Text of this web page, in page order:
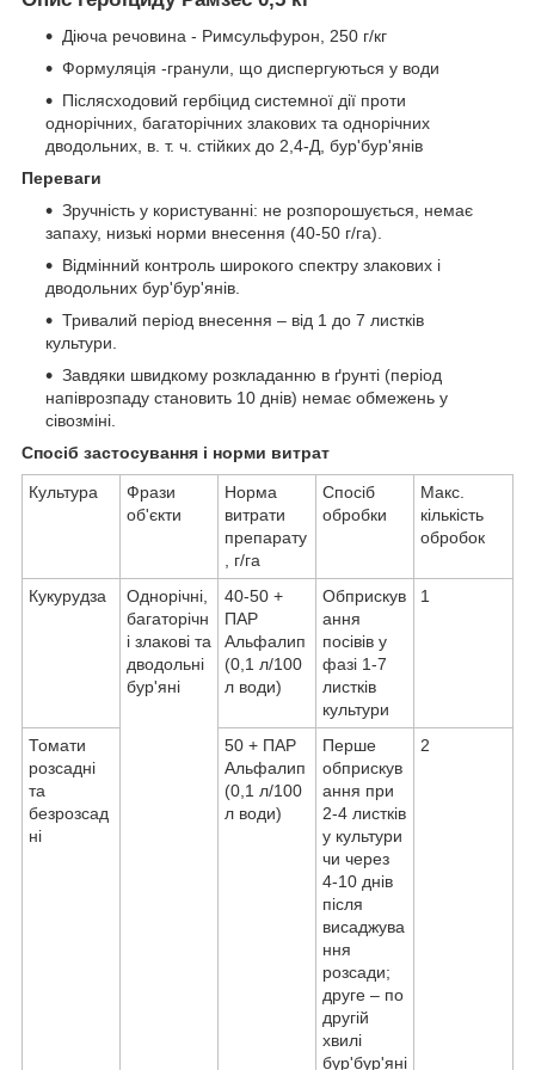
Діюча речовина - Римсульфурон, 250 г/кг
Формуляція -гранули, що диспергуються у води
Післясходовий гербіцид системної дії проти
однорічних, багаторічних злакових та однорічних
дводольних, в. т. ч. стійких до 2,4-Д, бур'бур'янів
Переваги
Зручність у користуванні: не розпорошується, немає
запаху, низькі норми внесення (40-50 г/га).
Відмінний контроль широкого спектру злакових і
дводольних бур'бур'янів.
Тривалий період внесення – від 1 до 7 листків
культури.
Завдяки швидкому розкладанню в ґрунті (період
напіврозпаду становить 10 днів) немає обмежень у
сівозміні.
Спосіб застосування і норми витрат
Культура
Фрази
об'єкти
Норма
витрати
препарату
, г/га
Спосіб
обробки
Макс.
кількість
обробок
Кукурудза
Однорічні,
багаторічн
і злакові та
дводольні
бур'яні
40-50 +
ПАР
Альфалип
(0,1 л/100
л води)
Обприскув
ання
посівів у
фазі 1-7
листків
культури
1
Томати
розсадні
та
безрозсад
ні
50 + ПАР
Альфалип
(0,1 л/100
л води)
Перше
обприскув
ання при
2-4 листків
у культури
чи через
4-10 днів
після
висаджува
ння
розсади;
друге – по
другій
хвилі
бур'бур'яні
2